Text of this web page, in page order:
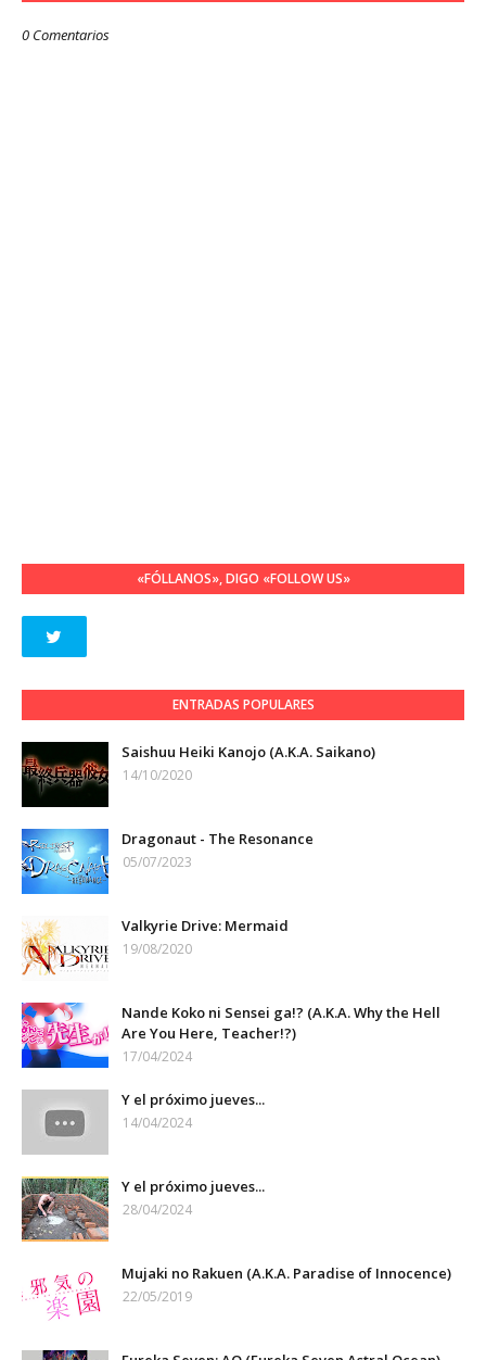
0 Comentarios
«FÓLLANOS», DIGO «FOLLOW US»
ENTRADAS POPULARES
Saishuu Heiki Kanojo (A.K.A. Saikano)
14/10/2020
Dragonaut - The Resonance
05/07/2023
Valkyrie Drive: Mermaid
19/08/2020
Nande Koko ni Sensei ga!? (A.K.A. Why the Hell
Are You Here, Teacher!?)
17/04/2024
Y el próximo jueves...
14/04/2024
Y el próximo jueves...
28/04/2024
Mujaki no Rakuen (A.K.A. Paradise of Innocence)
22/05/2019